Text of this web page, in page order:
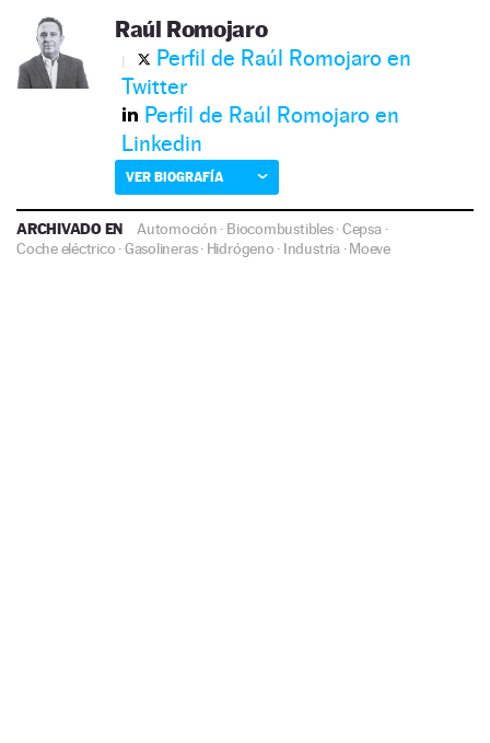
Raúl Romojaro
Perfil de Raúl Romojaro en
Twitter
Perfil de Raúl Romojaro en
Linkedin
VER BIOGRAFÍA
ARCHIVADO EN Automoción · Biocombustibles·Cepsa·
Coche eléctrico ·Gasolineras· Hidrógeno · Industria·Moeve